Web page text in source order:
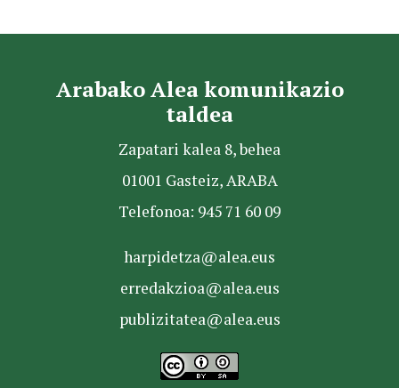
Arabako Alea komunikazio
taldea
Zapatari kalea 8, behea
01001 Gasteiz, ARABA
Telefonoa: 945 71 60 09
harpidetza@alea.eus
erredakzioa@alea.eus
publizitatea@alea.eus